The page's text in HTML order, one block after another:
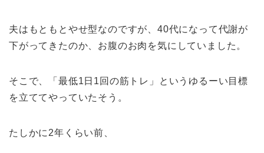
夫はもともとやせ型なのですが、40代になって代謝が
下がってきたのか、お腹のお肉を気にしていました。
そこで、「最低1日1回の筋トレ」というゆるーい目標
を立ててやっていたそう。
たしかに2年くらい前、